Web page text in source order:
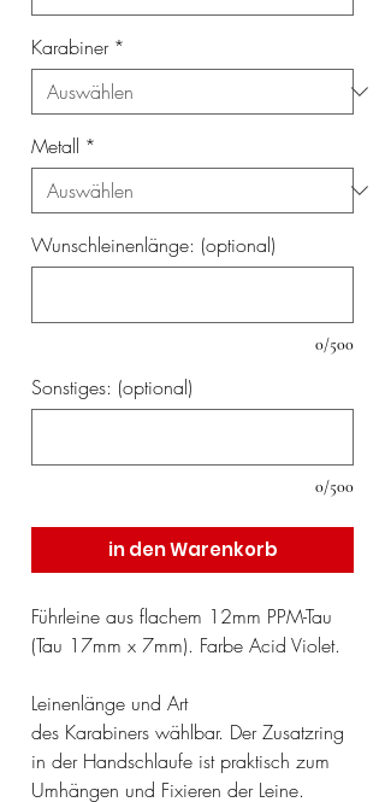
Karabiner *
Metall *
Wunschleinenlänge: (optional)
0/500
Sonstiges: (optional)
0/500
in den Warenkorb
Führleine aus flachem 12mm PPM-Tau
(Tau 17mm x 7mm). Farbe Acid Violet.
Leinenlänge und Art
des Karabiners wählbar. Der Zusatzring
in der Handschlaufe ist praktisch zum
Umhängen und Fixieren der Leine.